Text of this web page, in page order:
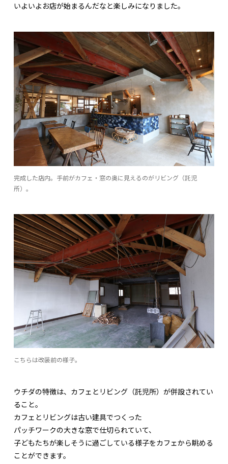
いよいよお店が始まるんだなと楽しみになりました。
完成した店内。手前がカフェ・窓の奥に見えるのがリビング（託児
所）。
こちらは改装前の様子。
ウチダの特徴は、カフェとリビング（託児所）が併設されてい
ること。
カフェとリビングは古い建具でつくった
パッチワークの大きな窓で仕切られていて、
子どもたちが楽しそうに過ごしている様子をカフェから眺める
ことができます。